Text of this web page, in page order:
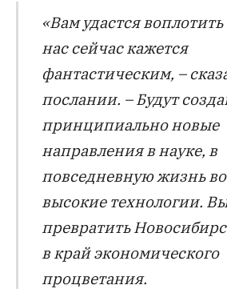
«Вам удастся воплотить
нас сейчас кажется
фантастическим, –
послании. – Будут
принципиально новые
направления в науке, в
повседневную жизнь
высокие технологии.
превратить
в край экономического
процветания.